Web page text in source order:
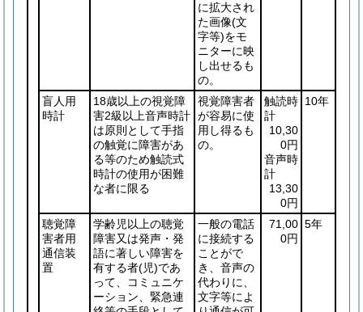
に拡大され
た画像(文
字等)をモ
ニターに映
し出せるも
の。
盲人用
時計
18歳以上の視覚障
害2級以上音声時計
は原則として手指
の触覚に障害があ
る等のため触読式
時計の使用が困難
な者に限る
視覚障害者
が容易に使
用し得るも
の。
触読時
計
10,30
0円
音声時
計
13,30
0円
10年
聴覚障
害者用
通信装
置
学齢児以上の聴覚
障害又は発声・発
語に著しい障害を
有する者(児)であ
って、コミュニケ
ーション、緊急連
一般の電話
に接続する
ことがで
き、音声の
代わりに、
文字等によ
71,00
0円
5年